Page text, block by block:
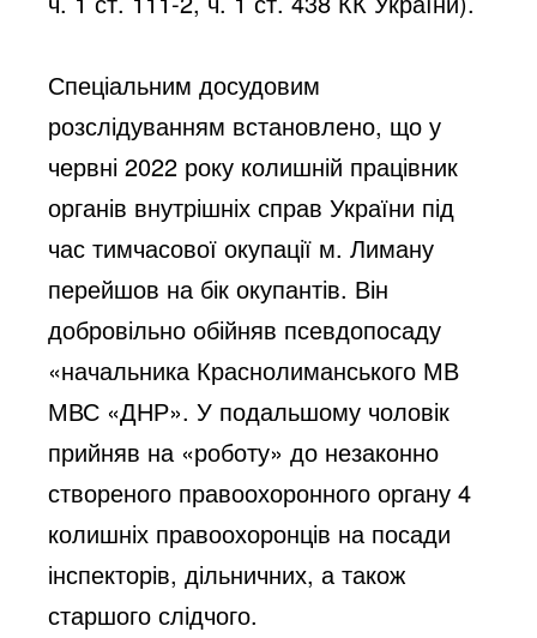
Спеціальним досудовим
розслідуванням встановлено, що у
червні 2022 року колишній працівник
органів внутрішніх справ України під
час тимчасової окупації м. Лиману
перейшов на бік окупантів. Він
добровільно обійняв псевдопосаду
«начальника Краснолиманського МВ
МВС «ДНР». У подальшому чоловік
прийняв на «роботу» до незаконно
створеного правоохоронного органу 4
колишніх правоохоронців на посади
інспекторів, дільничних, а також
старшого слідчого.